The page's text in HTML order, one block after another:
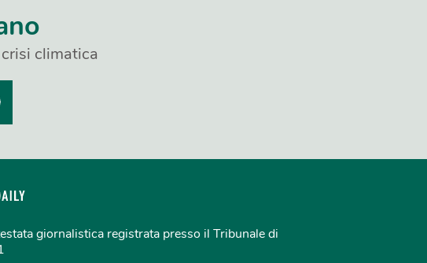
climatica
giornalistica registrata presso il Tribunale di